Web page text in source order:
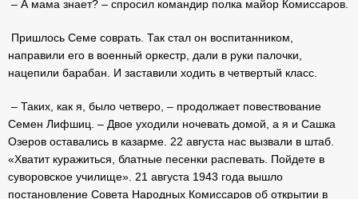
– А мама знает? – спросил командир полка майор Комиссаров.
Пришлось Семе соврать. Так стал он воспитанником,
направили его в военный оркестр, дали в руки палочки,
нацепили барабан. И заставили ходить в четвертый класс.
– Таких, как я, было четверо, – продолжает повествование
Семен Лифшиц. – Двое уходили ночевать домой, а я и Сашка
Озеров оставались в казарме. 22 августа нас вызвали в штаб.
«Хватит куражиться, блатные песенки распевать. Пойдете в
суворовское училище». 21 августа 1943 года вышло
постановление Совета Народных Комиссаров об открытии в